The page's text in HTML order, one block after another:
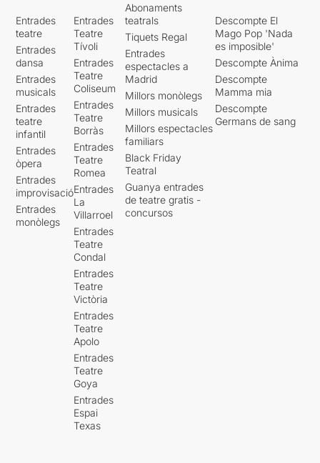
Entrades
teatre
Entrades
dansa
Entrades
musicals
Entrades
teatre
infantil
Entrades
òpera
Entrades
improvisació
Entrades
monòlegs
Entrades
Teatre
Tívoli
Entrades
Teatre
Coliseum
Entrades
Teatre
Borràs
Entrades
Teatre
Romea
Entrades
La
Villarroel
Entrades
Teatre
Condal
Entrades
Teatre
Victòria
Entrades
Teatre
Apolo
Entrades
Teatre
Goya
Entrades
Espai
Texas
Abonaments
teatrals
Tiquets Regal
Entrades
espectacles a
Madrid
Millors monòlegs
Millors musicals
Millors espectacles
familiars
Black Friday
Teatral
Guanya entrades
de teatre gratis -
concursos
Descompte El
Mago Pop 'Nada
es imposible'
Descompte Ànima
Descompte
Mamma mia
Descompte
Germans de sang